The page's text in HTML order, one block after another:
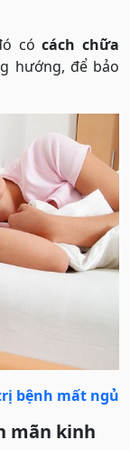
cócách chữa
hướng, để bảo
bệnh mất ngủ
mãn kinh